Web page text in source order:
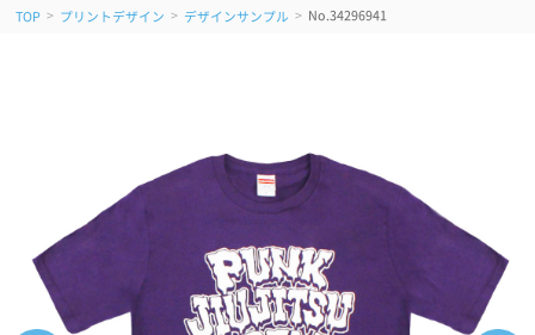
TOP > プリントデザイン > デザインサンプル > No.34296941